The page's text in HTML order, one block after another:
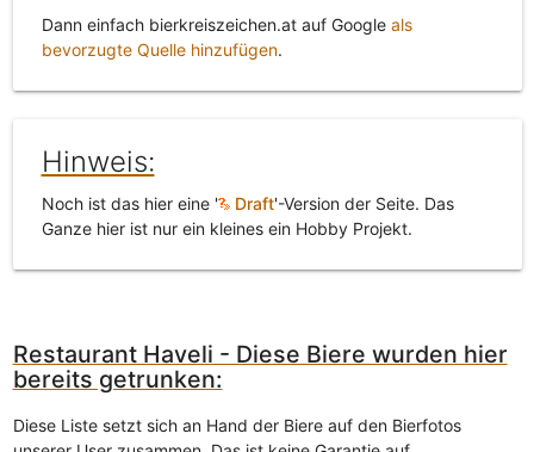
Dann einfach bierkreiszeichen.at auf Google als
bevorzugte Quelle hinzufügen.
Hinweis:
Noch ist das hier eine ' Draft'-Version der Seite. Das
Ganze hier ist nur ein kleines ein Hobby Projekt.
Restaurant Haveli - Diese Biere wurden hier
bereits getrunken:
Diese Liste setzt sich an Hand der Biere auf den Bierfotos